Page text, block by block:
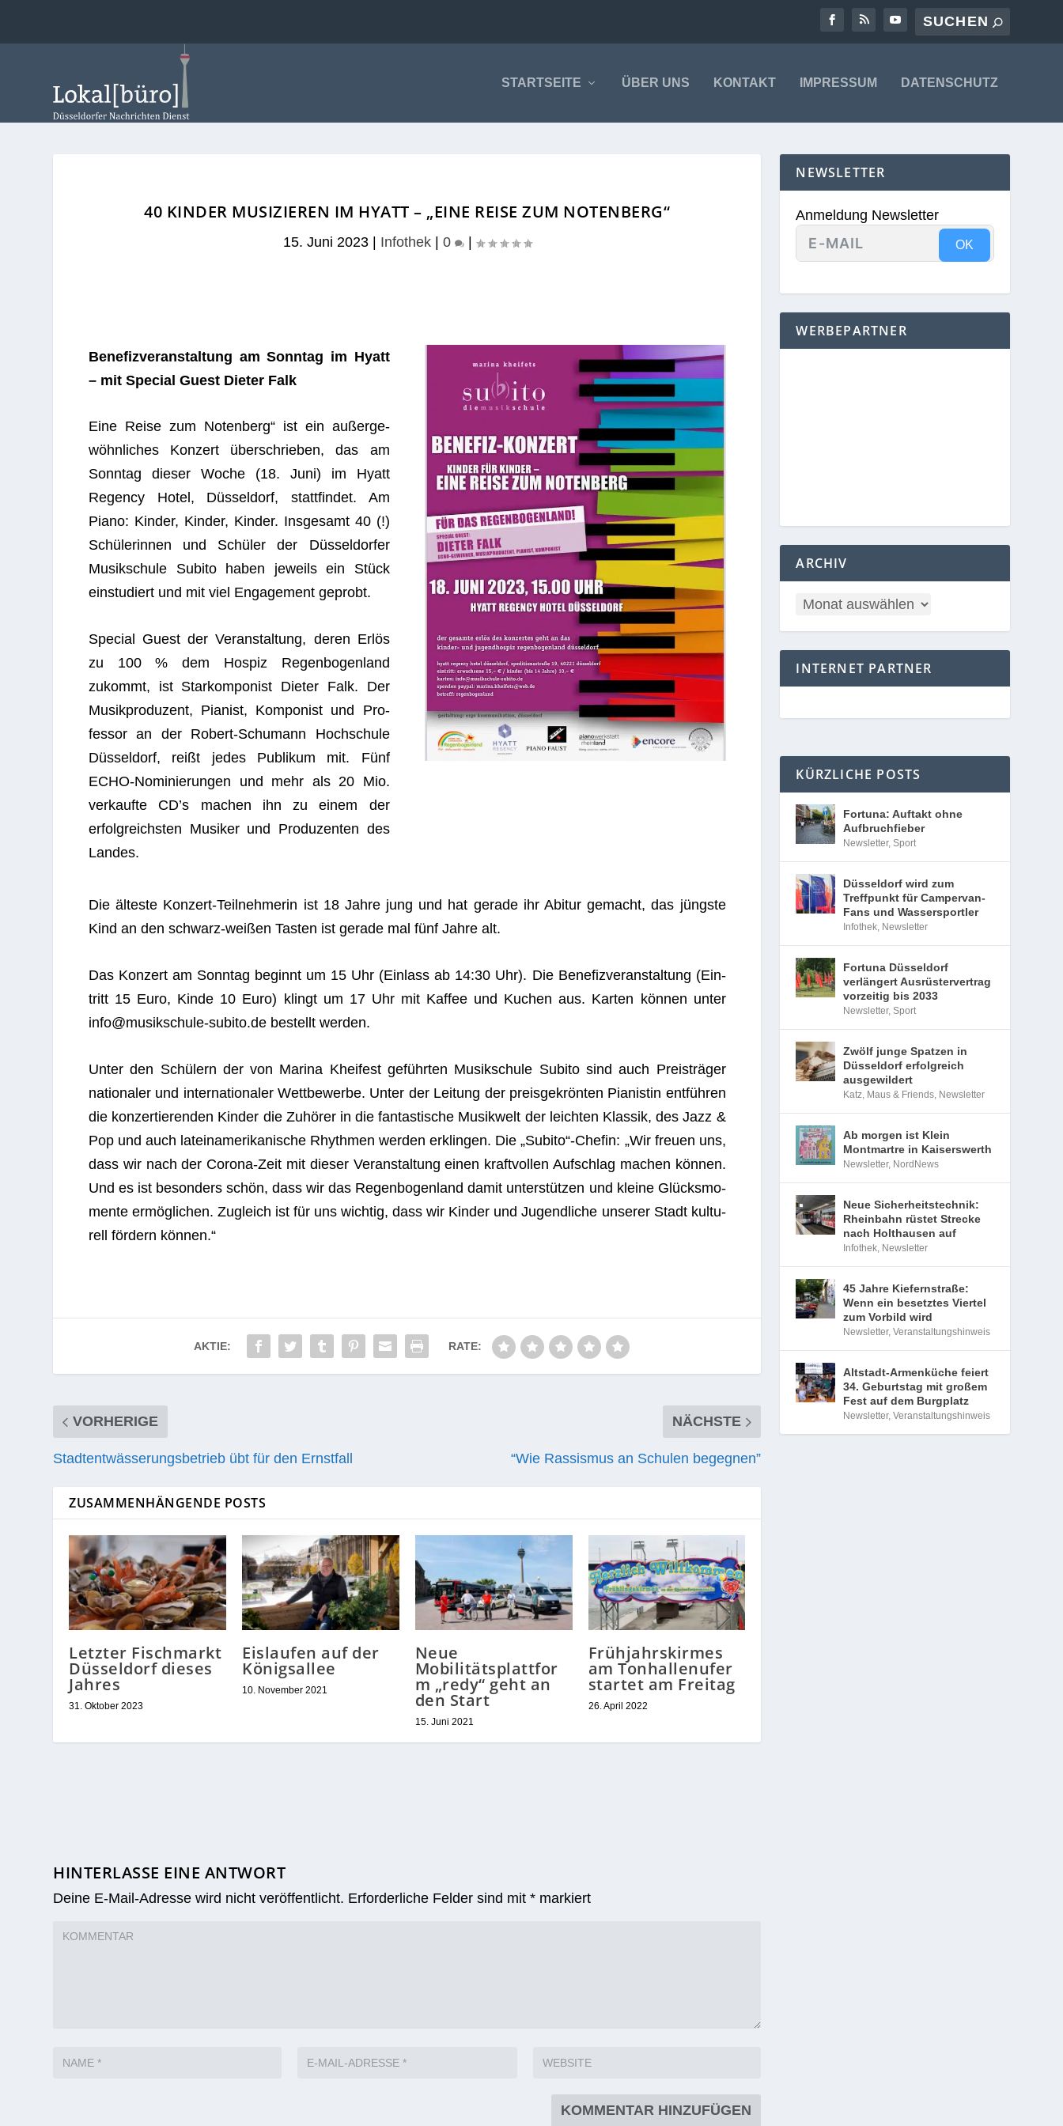
STARTSEITE ÜBER UNS KONTAKT IMPRESSUM DATENSCHUTZ
40 KINDER MUSIZIEREN IM HYATT – „EINE REISE ZUM NOTENBERG“
15. Juni 2023| Infothek| 0 |
Bene­fiz­ver­an­stal­tung am Sonn­tag im Hyatt
– mit Spe­cial Guest Die­ter Falk
Eine Reise zum Noten­berg“ ist ein außer­ge­
wöhn­li­ches Kon­zert über­schrie­ben, das am
Sonn­tag die­ser Woche (18. Juni) im Hyatt
Regency Hotel, Düs­sel­dorf, statt­fin­det. Am
Piano: Kin­der, Kin­der, Kin­der. Ins­ge­samt 40 (!)
Schü­le­rin­nen und Schü­ler der Düs­sel­dor­fer
Musik­schule Subito haben jeweils ein Stück
ein­stu­diert und mit viel Enga­ge­ment geprobt.
Spe­cial Guest der Ver­an­stal­tung, deren Erlös
zu 100 % dem Hos­piz Regen­bo­gen­land
zukommt, ist Star­kom­po­nist Die­ter Falk. Der
Musik­pro­du­zent, Pia­nist, Kom­po­nist und Pro­
fes­sor an der Robert-Schu­mann Hoch­schule
Düs­sel­dorf, reißt jedes Publi­kum mit. Fünf
ECHO-Nomi­nie­run­gen und mehr als 20 Mio.
ver­kaufte CD’s machen ihn zu einem der
erfolg­reichs­ten Musi­ker und Pro­du­zen­ten des
Landes.
Die älteste Kon­zert-Teil­neh­me­rin ist 18 Jahre jung und hat gerade ihr Abitur gemacht, das jüngste
Kind an den schwarz-wei­ßen Tas­ten ist gerade mal fünf Jahre alt.
Das Kon­zert am Sonn­tag beginnt um 15 Uhr (Ein­lass ab 14:30 Uhr). Die Bene­fiz­ver­an­stal­tung (Ein­
tritt 15 Euro, Kinde 10 Euro) klingt um 17 Uhr mit Kaf­fee und Kuchen aus. Kar­ten kön­nen unter
info@musikschule-subito.de bestellt werden.
Unter den Schü­lern der von Marina Khei­fest geführ­ten Musik­schule Subito sind auch Preis­trä­ger
natio­na­ler und inter­na­tio­na­ler Wett­be­werbe. Unter der Lei­tung der preis­ge­krön­ten Pia­nis­tin ent­füh­ren
die kon­zer­tie­ren­den Kin­der die Zuhö­rer in die fan­tas­ti­sche Musik­welt der leich­ten Klas­sik, des Jazz &
Pop und auch latein­ame­ri­ka­ni­sche Rhyth­men wer­den erklin­gen. Die „Subito“-Chefin: „Wir freuen uns,
dass wir nach der Corona-Zeit mit die­ser Ver­an­stal­tung einen kraft­vol­len Auf­schlag machen kön­nen.
Und es ist beson­ders schön, dass wir das Regen­bo­gen­land damit unter­stüt­zen und kleine Glücks­mo­
mente ermög­li­chen. Zugleich ist für uns wich­tig, dass wir Kin­der und Jugend­li­che unse­rer Stadt kul­tu­
rell för­dern können.“
AKTIE: RATE:
VORHERIGE
Stadtentwässerungsbetrieb übt für den Ernstfall
NÄCHSTE
“Wie Rassismus an Schulen begegnen”
ZUSAMMENHÄNGENDE POSTS
Letzter Fischmarkt
Düsseldorf dieses
Jahres
31. Oktober 2023
Eislaufen auf der
Königsallee
10. November 2021
Neue
Mobilitätsplattfor
m „redy“ geht an
den Start
15. Juni 2021
Frühjahrskirmes
am Tonhallenufer
startet am Freitag
26. April 2022
HINTERLASSE EINE ANTWORT
Deine E-Mail-Adresse wird nicht veröffentlicht. Erforderliche Felder sind mit* markiert
NEWSLETTER
Anmeldung Newsletter
OK
WERBEPARTNER
ARCHIV
INTERNET PARTNER
KÜRZLICHE POSTS
Fortuna: Auftakt ohne
Aufbruchfieber
Newsletter,Sport
Düsseldorf wird zum
Treffpunkt für Campervan-
Fans und Wassersportler
Infothek, Newsletter
Fortuna Düsseldorf
verlängert Ausrüstervertrag
vorzeitig bis 2033
Newsletter,Sport
Zwölf junge Spatzen in
Düsseldorf erfolgreich
ausgewildert
Katz, Maus & Friends, Newsletter
Ab morgen ist Klein
Montmartre in Kaiserswerth
Newsletter, NordNews
Neue Sicherheitstechnik:
Rheinbahn rüstet Strecke
nach Holthausen auf
Infothek, Newsletter
45 Jahre Kiefernstraße:
Wenn ein besetztes Viertel
zum Vorbild wird
Newsletter,Veranstaltungshinweis
Altstadt-Armenküche feiert
34. Geburtstag mit großem
Fest auf dem Burgplatz
Newsletter,Veranstaltungshinweis